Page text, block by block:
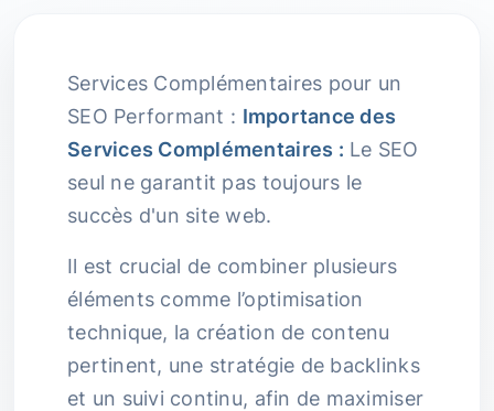
Services Complémentaires pour un
SEO Performant : Importance des
Services Complémentaires : Le SEO
seul ne garantit pas toujours le
succès d'un site web.
Il est crucial de combiner plusieurs
éléments comme l’optimisation
technique, la création de contenu
pertinent, une stratégie de backlinks
et un suivi continu, afin de maximiser